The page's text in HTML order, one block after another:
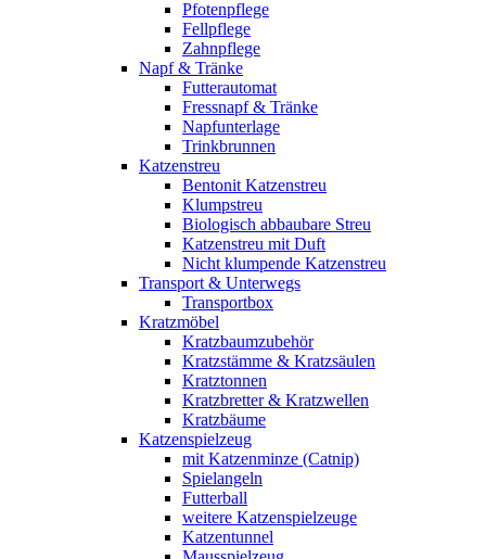
Pfotenpflege
Fellpflege
Zahnpflege
Napf & Tränke
Futterautomat
Fressnapf & Tränke
Napfunterlage
Trinkbrunnen
Katzenstreu
Bentonit Katzenstreu
Klumpstreu
Biologisch abbaubare Streu
Katzenstreu mit Duft
Nicht klumpende Katzenstreu
Transport & Unterwegs
Transportbox
Kratzmöbel
Kratzbaumzubehör
Kratzstämme & Kratzsäulen
Kratztonnen
Kratzbretter & Kratzwellen
Kratzbäume
Katzenspielzeug
mit Katzenminze (Catnip)
Spielangeln
Futterball
weitere Katzenspielzeuge
Katzentunnel